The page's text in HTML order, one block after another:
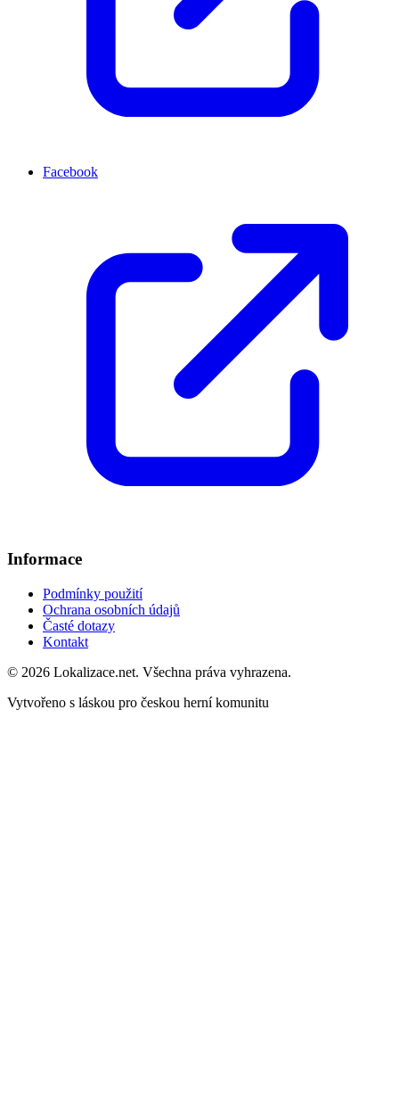
Facebook
Informace
Podmínky použití
Ochrana osobních údajů
Časté dotazy
Kontakt
© 2026 Lokalizace.net. Všechna práva vyhrazena.
Vytvořeno s láskou pro českou herní komunitu